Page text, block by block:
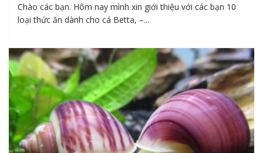
Chào các bạn. Hôm nay mình xin giới thiệu với các bạn 10
loại thức ăn dành cho cá Betta, –...